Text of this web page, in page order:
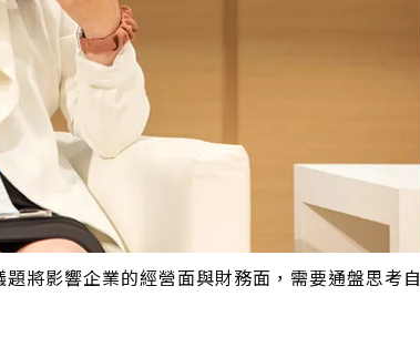
將影響企業的經營面與財務面，需要通盤思考自